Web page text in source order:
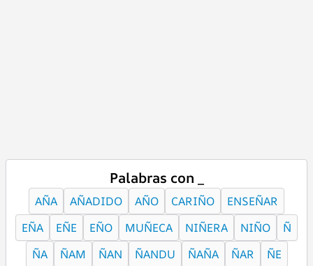
Palabras con _
AÑA AÑADIDO AÑO CARIÑO
ENSEÑAR
EÑA
EÑE EÑO MUÑECA NIÑERA NIÑO
Ñ
ÑA
ÑAM ÑAN ÑANDU ÑAÑA ÑAR ÑE